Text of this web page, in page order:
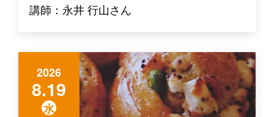
講師：永井 行山さん
2026
8.19
水